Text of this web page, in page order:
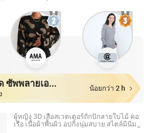
ตอบสนองเร็วที่สุด ซัพพลายเออร์ น้อยกว่า 2 h
ผู้หญิง 3D เสื้อสเวตเตอร์ถักปักลายใบไม้ คอ
เรือ เนื้อผ้าพื้นผิว อปกิ้งนุ่มสบาย สไตล์มินิมอล
Fashion Co. Ltd